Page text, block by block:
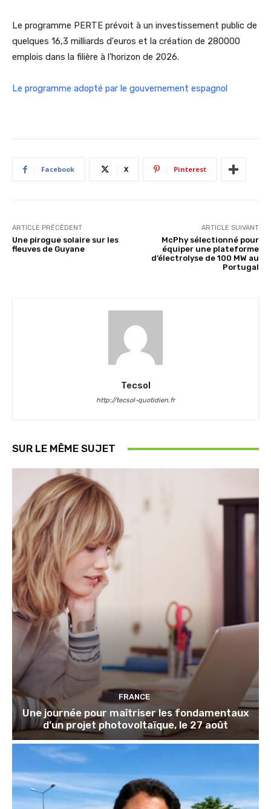
Le programme PERTE prévoit à un investissement public de
quelques 16,3 milliards d'euros et la création de 280000
emplois dans la filière à l’horizon de 2026.
Le programme adopté par le gouvernement espagnol
Facebook X Pinterest
ARTICLE PRÉCÉDENT
Une pirogue solaire sur les
fleuves de Guyane
ARTICLE SUIVANT
McPhy sélectionné pour
équiper une plateforme
d’électrolyse de 100 MW au
Portugal
Tecsol
http://tecsol-quotidien.fr
SUR LE MÊME SUJET
FRANCE
Une journée pour maîtriser les fondamentaux
d’un projet photovoltaïque, le 27 août